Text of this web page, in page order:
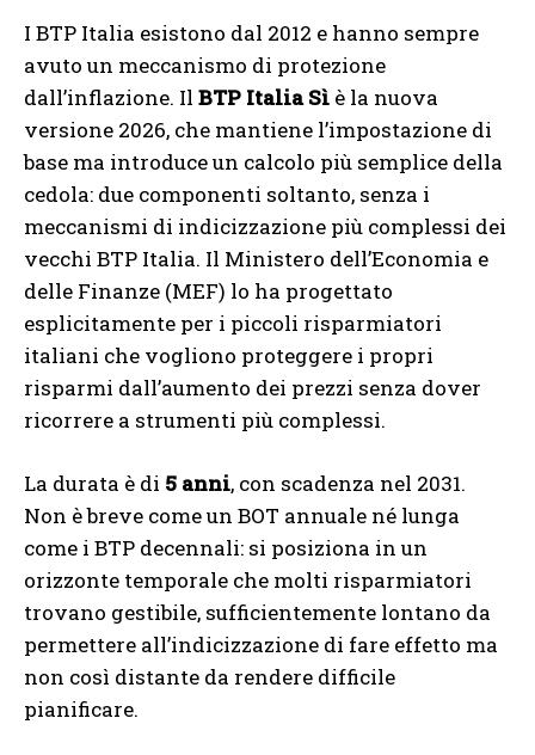
I BTP Italia esistono dal 2012 e hanno sempre
avuto un meccanismo di protezione
dall’inflazione. Il BTP Italia Sì è la nuova
versione 2026, che mantiene l’impostazione di
base ma introduce un calcolo più semplice della
cedola: due componenti soltanto, senza i
meccanismi di indicizzazione più complessi dei
vecchi BTP Italia. Il Ministero dell’Economia e
delle Finanze (MEF) lo ha progettato
esplicitamente per i piccoli risparmiatori
italiani che vogliono proteggere i propri
risparmi dall’aumento dei prezzi senza dover
ricorrere a strumenti più complessi.
La durata è di 5 anni, con scadenza nel 2031.
Non è breve come un BOT annuale né lunga
come i BTP decennali: si posiziona in un
orizzonte temporale che molti risparmiatori
trovano gestibile, sufficientemente lontano da
permettere all’indicizzazione di fare effetto ma
non così distante da rendere difficile
pianificare.